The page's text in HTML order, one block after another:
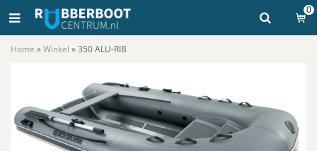
0
Home »Winkel »350 ALU-RIB